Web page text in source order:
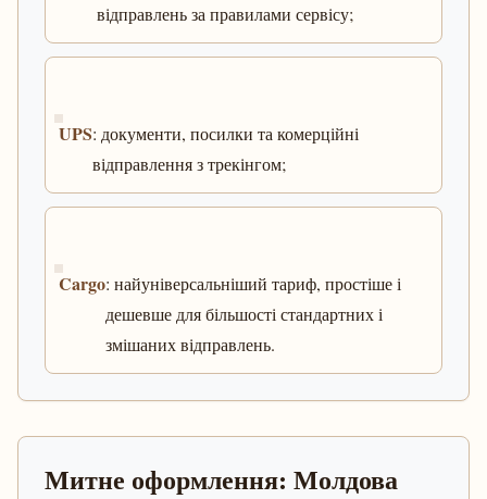
відправлень за правилами сервісу;
UPS: документи, посилки та комерційні
відправлення з трекінгом;
Cargo: найуніверсальніший тариф, простіше і
дешевше для більшості стандартних і
змішаних відправлень.
Митне оформлення: Молдова